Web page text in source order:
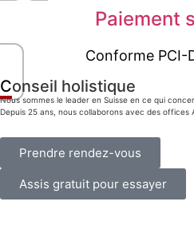
Paiement
Conforme PCI-
Conseil holistique
Nous sommes le leader en Suisse en ce qui
Depuis 25 ans, nous collaborons avec des offices
Prendre rendez-vous
Assis gratuit pour essayer